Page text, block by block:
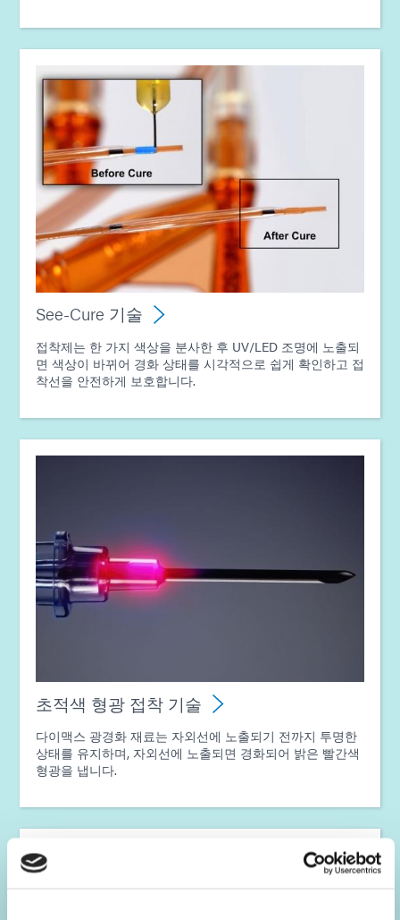
See-Cure 기술
접착제는 한 가지 색상을 분사한 후 UV/LED 조명에 노출되
면 색상이 바뀌어 경화 상태를 시각적으로 쉽게 확인하고 접
착선을 안전하게 보호합니다.
초적색 형광 접착 기술
다이맥스 광경화 재료는 자외선에 노출되기 전까지 투명한
상태를 유지하며, 자외선에 노출되면 경화되어 밝은 빨간색
형광을 냅니다.